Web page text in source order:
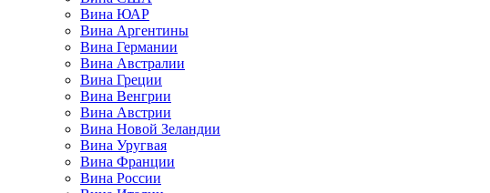
Вина ЮАР
Вина Аргентины
Вина Германии
Вина Австралии
Вина Греции
Вина Венгрии
Вина Австрии
Вина Новой Зеландии
Вина Уругвая
Вина Франции
Вина России